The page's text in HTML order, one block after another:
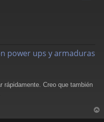
power ups y armaduras
rápidamente. Creo que también
r